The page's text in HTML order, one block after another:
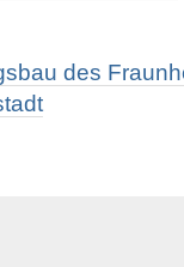
des